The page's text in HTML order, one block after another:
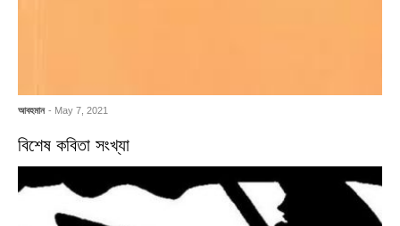
আবহমান - May 7, 2021
বিশেষ কবিতা সংখ্যা